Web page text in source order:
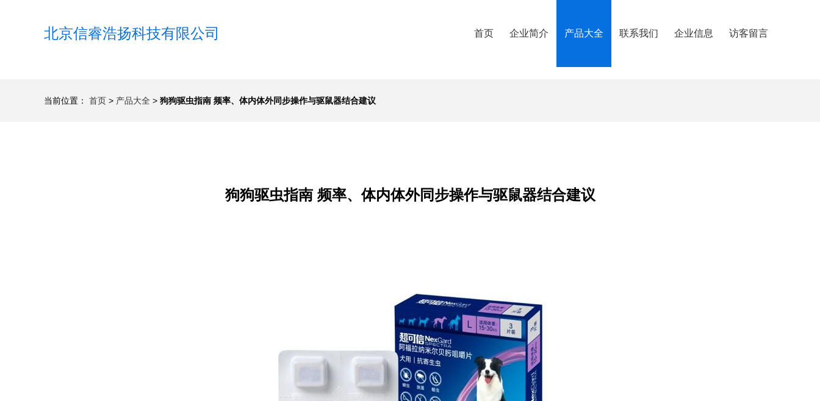
北京信睿浩扬科技有限公司 首页 企业简介 产品大全 联系我们 企业信息 访客留言
当前位置： 首页 > 产品大全 > 狗狗驱虫指南 频率、体内体外同步操作与驱鼠器结合建议
狗狗驱虫指南 频率、体内体外同步操作与驱鼠器结合建议